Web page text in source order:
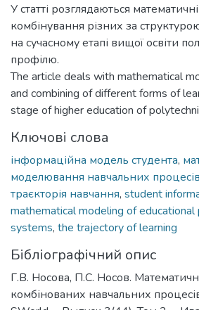
У статті розглядаються
комбінування різних за
на сучасному етапі вищої освіти
профілю.
The article deals with mathematical
and combining of different forms of
stage of higher education of
Ключові слова
інформаційна модель студента,
моделювання навчальних процесів
траєкторія навчання, student
mathematical modeling of educational
systems, the trajectory of learning
Бібліографічний опис
Г.В. Носова, П.С. Носов.
комбінованих навчальних